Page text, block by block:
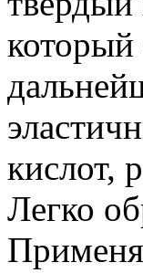
кислот,
Легко